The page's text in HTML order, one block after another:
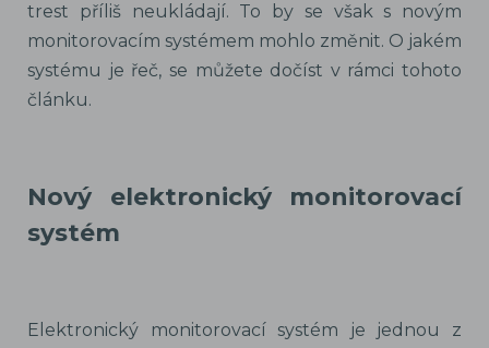
trest příliš neukládají. To by se však s novým
monitorovacím systémem mohlo změnit. O jakém
systému je řeč, se můžete dočíst v rámci tohoto
článku.
Nový elektronický monitorovací
systém
Elektronický monitorovací systém je jednou z